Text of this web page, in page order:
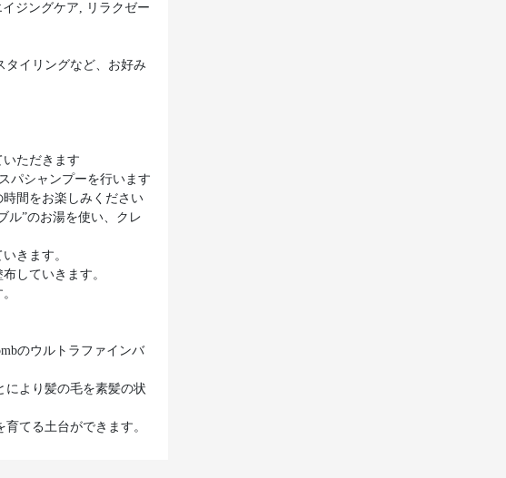
ジングケア, リラクゼー
タイリングなど、お好み
ただきます
パシャンプーを行います
間をお楽しみください
ル”のお湯を使い、クレ
きます。
していきます。
のウルトラファインバ
により髪の毛を素髪の状